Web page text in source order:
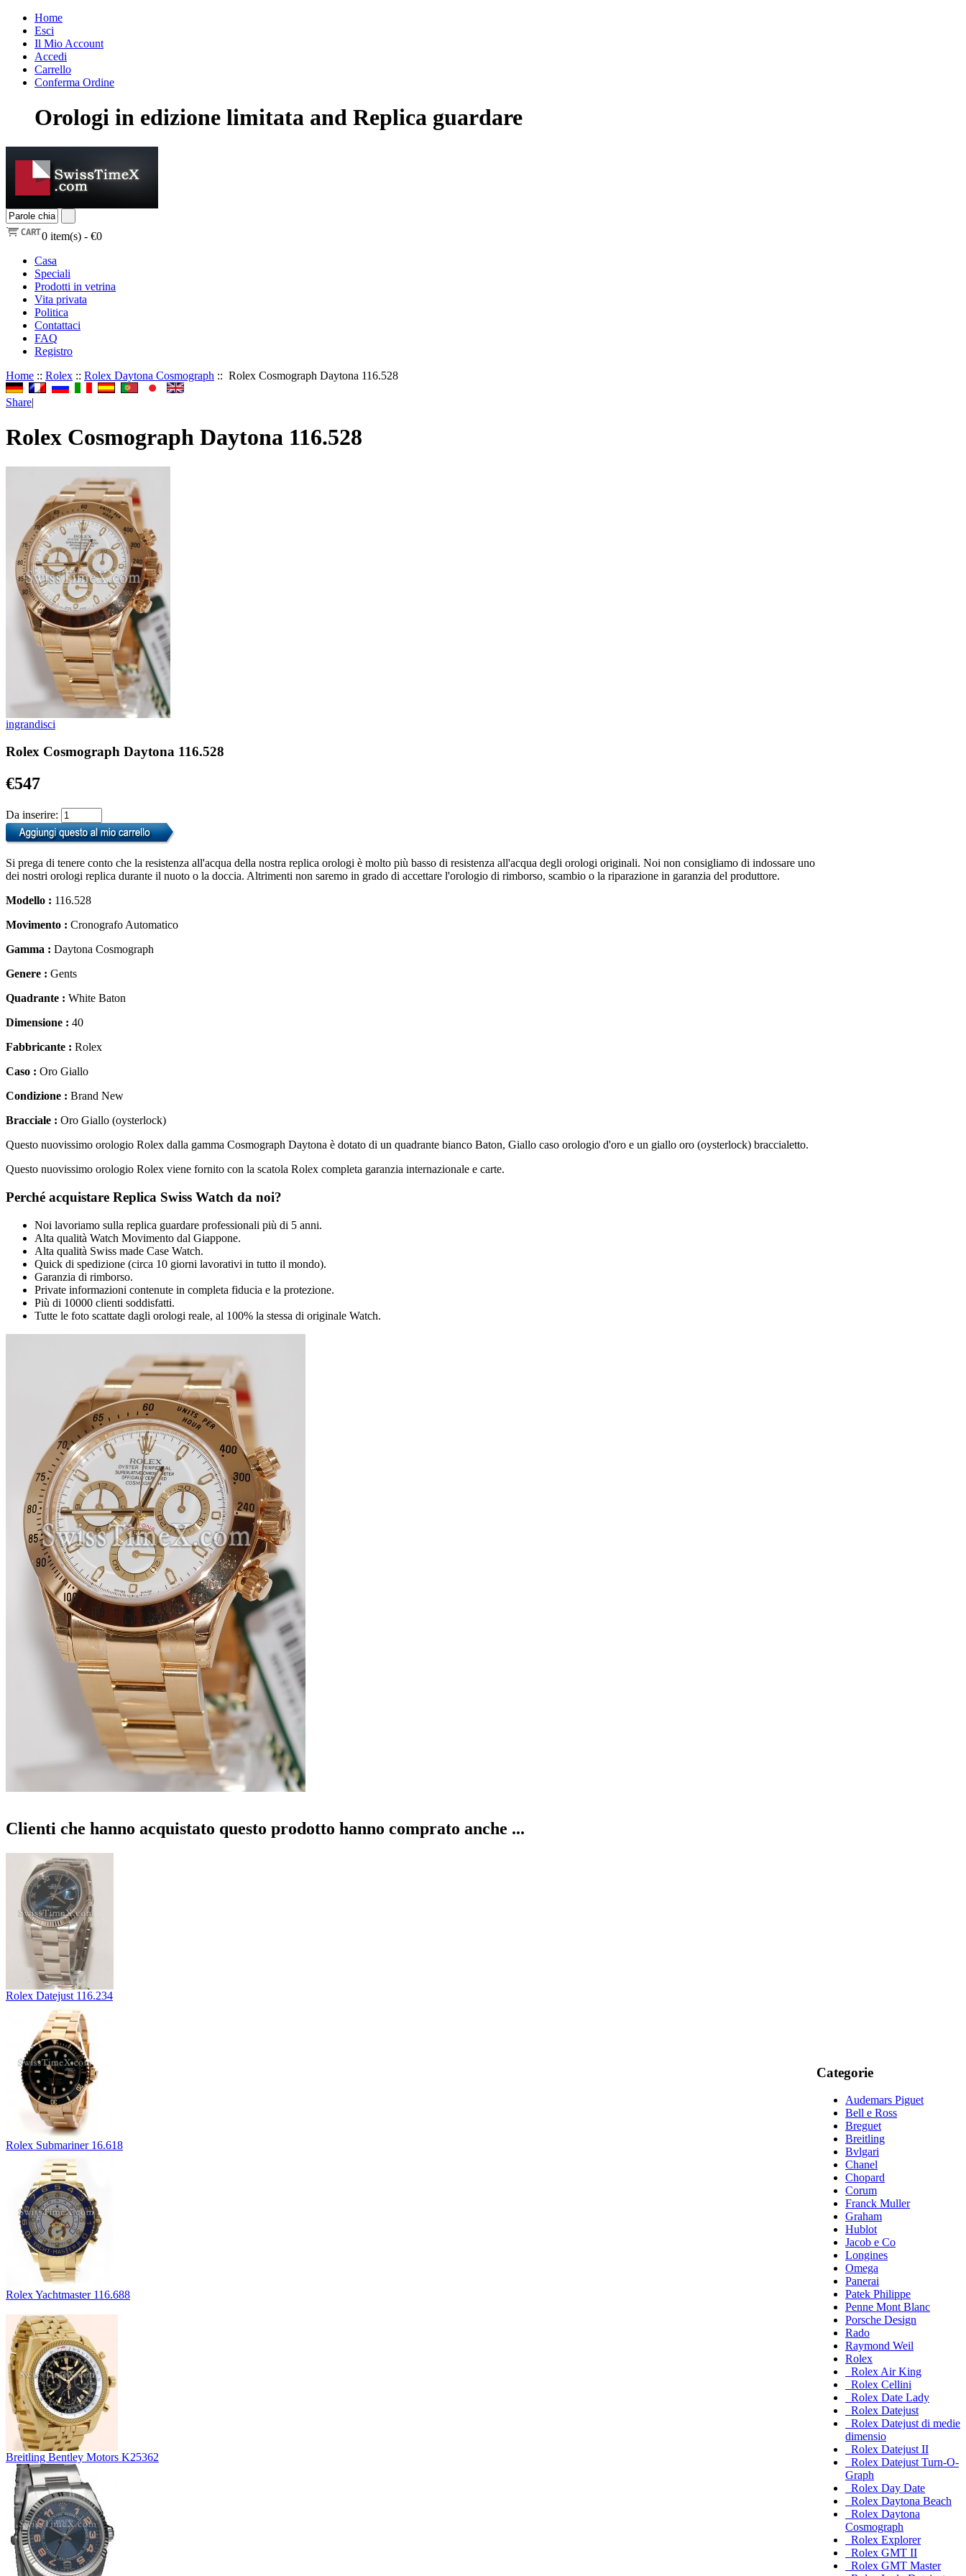
Home
Esci
Il Mio Account
Accedi
Carrello
Conferma Ordine
Orologi in edizione limitata and Replica guardare
0 item(s) - €0
Casa
Speciali
Prodotti in vetrina
Vita privata
Politica
Contattaci
FAQ
Registro
Home :: Rolex :: Rolex Daytona Cosmograph :: Rolex Cosmograph Daytona 116.528
Share|
Rolex Cosmograph Daytona 116.528
ingrandisci
Rolex Cosmograph Daytona 116.528
€547
Da inserire:
Si prega di tenere conto che la resistenza all'acqua della nostra replica orologi è molto più basso di resistenza all'acqua degli orologi originali. Noi non consigliamo di indossare uno
dei nostri orologi replica durante il nuoto o la doccia. Altrimenti non saremo in grado di accettare l'orologio di rimborso, scambio o la riparazione in garanzia del produttore.
Modello : 116.528
Movimento : Cronografo Automatico
Gamma : Daytona Cosmograph
Genere : Gents
Quadrante : White Baton
Dimensione : 40
Fabbricante : Rolex
Caso : Oro Giallo
Condizione : Brand New
Bracciale : Oro Giallo (oysterlock)
Questo nuovissimo orologio Rolex dalla gamma Cosmograph Daytona è dotato di un quadrante bianco Baton, Giallo caso orologio d'oro e un giallo oro (oysterlock) braccialetto.
Questo nuovissimo orologio Rolex viene fornito con la scatola Rolex completa garanzia internazionale e carte.
Perché acquistare Replica Swiss Watch da noi?
Noi lavoriamo sulla replica guardare professionali più di 5 anni.
Alta qualità Watch Movimento dal Giappone.
Alta qualità Swiss made Case Watch.
Quick di spedizione (circa 10 giorni lavorativi in tutto il mondo).
Garanzia di rimborso.
Private informazioni contenute in completa fiducia e la protezione.
Più di 10000 clienti soddisfatti.
Tutte le foto scattate dagli orologi reale, al 100% la stessa di originale Watch.
Clienti che hanno acquistato questo prodotto hanno comprato anche ...
Rolex Datejust 116.234
Rolex Submariner 16.618
Rolex Yachtmaster 116.688
Breitling Bentley Motors K25362
Categorie
Audemars Piguet
Bell e Ross
Breguet
Breitling
Bvlgari
Chanel
Chopard
Corum
Franck Muller
Graham
Hublot
Jacob e Co
Longines
Omega
Panerai
Patek Philippe
Penne Mont Blanc
Porsche Design
Rado
Raymond Weil
Rolex
Rolex Air King
Rolex Cellini
Rolex Date Lady
Rolex Datejust
Rolex Datejust di medie
dimensio
Rolex Datejust II
Rolex Datejust Turn-O-
Graph
Rolex Day Date
Rolex Daytona Beach
Rolex Daytona
Cosmograph
Rolex Explorer
Rolex GMT II
Rolex GMT Master